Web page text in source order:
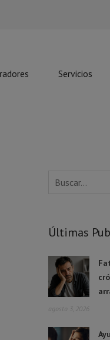
Servicios
Últimas
agosto 3, 2026